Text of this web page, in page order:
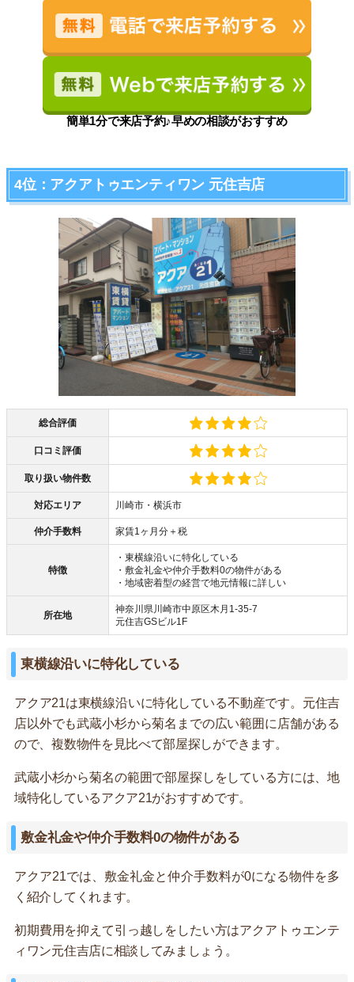
簡単1分で来店予約♪早めの相談がおすすめ
4位：アクアトゥエンティワン 元住吉店
総合評価
口コミ評価
取り扱い物件数
対応エリア 川崎市・横浜市
仲介手数料 家賃1ヶ月分＋税
特徴
・東横線沿いに特化している
・敷金礼金や仲介手数料0の物件がある
・地域密着型の経営で地元情報に詳しい
所在地
神奈川県川崎市中原区木月1-35-7
元住吉GSビル1F
東横線沿いに特化している
アクア21は東横線沿いに特化している不動産です。元住吉
店以外でも武蔵小杉から菊名までの広い範囲に店舗がある
ので、複数物件を見比べて部屋探しができます。
武蔵小杉から菊名の範囲で部屋探しをしている方には、地
域特化しているアクア21がおすすめです。
敷金礼金や仲介手数料0の物件がある
アクア21では、敷金礼金と仲介手数料が0になる物件を多
く紹介してくれます。
初期費用を抑えて引っ越しをしたい方はアクアトゥエンテ
ィワン元住吉店に相談してみましょう。